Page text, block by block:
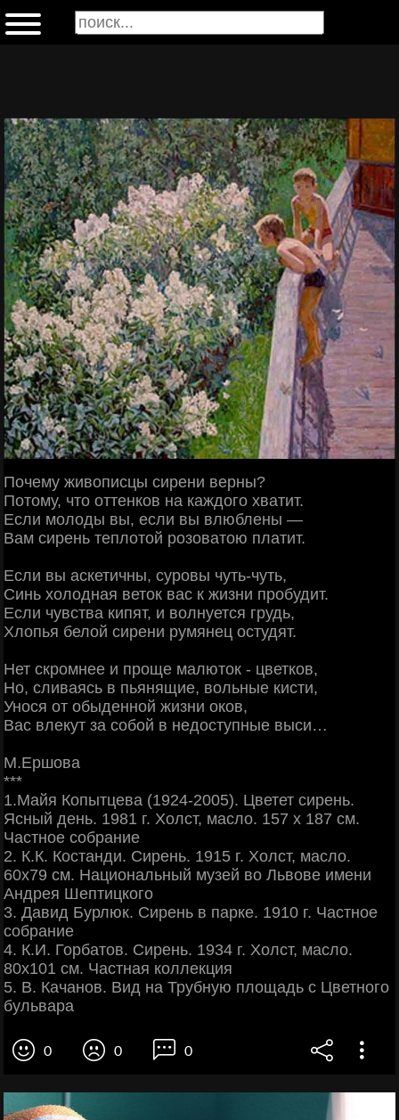
Почему живописцы сирени верны?
Потому, что оттенков на каждого хватит.
Если молоды вы, если вы влюблены —
Вам сирень теплотой розоватою платит.
Если вы аскетичны, суровы чуть-чуть,
Синь холодная веток вас к жизни пробудит.
Если чувства кипят, и волнуется грудь,
Хлопья белой сирени румянец остудят.
Нет скромнее и проще малюток - цветков,
Но, сливаясь в пьянящие, вольные кисти,
Унося от обыденной жизни оков,
Вас влекут за собой в недоступные выси…
М.Ершова
***
1.Майя Копытцева (1924-2005). Цветет сирень.
Ясный день. 1981 г. Холст, масло. 157 х 187 см.
Частное собрание
2. К.К. Костанди. Сирень. 1915 г. Холст, масло.
60х79 см. Национальный музей во Львове имени
Андрея Шептицкого
3. Давид Бурлюк. Сирень в парке. 1910 г. Частное
собрание
4. К.И. Горбатов. Сирень. 1934 г. Холст, масло.
80х101 см. Частная коллекция
5. В. Качанов. Вид на Трубную площадь с Цветного
бульвара
0 0 0